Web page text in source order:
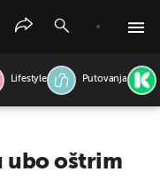
Lifestyle Putovanja
ubo oštrim